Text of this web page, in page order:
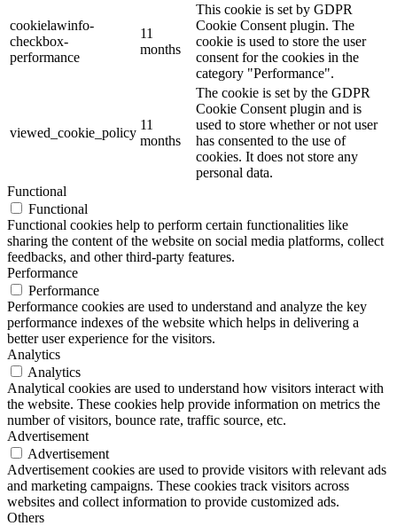
cookielawinfo-
checkbox-
performance
11
months
This cookie is set by GDPR
Cookie Consent plugin. The
cookie is used to store the user
consent for the cookies in the
category "Performance".
viewed_cookie_policy
11
months
The cookie is set by the GDPR
Cookie Consent plugin and is
used to store whether or not user
has consented to the use of
cookies. It does not store any
personal data.
Functional
Functional
Functional cookies help to perform certain functionalities like
sharing the content of the website on social media platforms, collect
feedbacks, and other third-party features.
Performance
Performance
Performance cookies are used to understand and analyze the key
performance indexes of the website which helps in delivering a
better user experience for the visitors.
Analytics
Analytics
Analytical cookies are used to understand how visitors interact with
the website. These cookies help provide information on metrics the
number of visitors, bounce rate, traffic source, etc.
Advertisement
Advertisement
Advertisement cookies are used to provide visitors with relevant ads
and marketing campaigns. These cookies track visitors across
websites and collect information to provide customized ads.
Others